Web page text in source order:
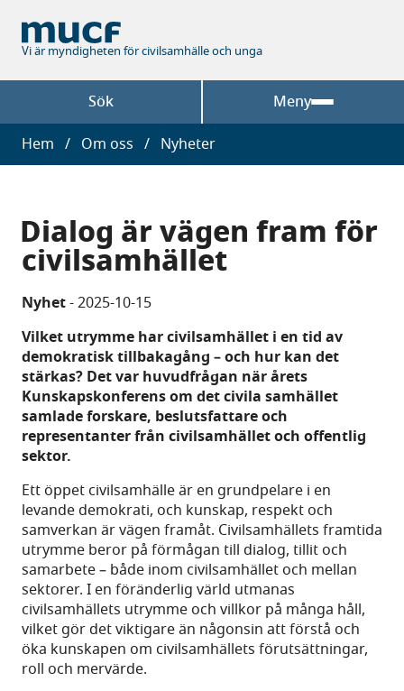
huvudinnehåll
Vi är myndigheten för civilsamhälle och unga
Sök Meny
Länkstig
Hem Om oss Nyheter
Dialog är vägen fram för
civilsamhället
Nyhet-2025-10-15
Vilket utrymme har civilsamhället i en tid av
demokratisk tillbakagång – och hur kan det
stärkas? Det var huvudfrågan när årets
Kunskapskonferens om det civila samhället
samlade forskare, beslutsfattare och
representanter från civilsamhället och offentlig
sektor.
Ett öppet civilsamhälle är en grundpelare i en
levande demokrati, och kunskap, respekt och
samverkan är vägen framåt. Civilsamhällets framtida
utrymme beror på förmågan till dialog, tillit och
samarbete – både inom civilsamhället och mellan
sektorer. I en föränderlig värld utmanas
civilsamhällets utrymme och villkor på många håll,
vilket gör det viktigare än någonsin att förstå och
öka kunskapen om civilsamhällets förutsättningar,
roll och mervärde.